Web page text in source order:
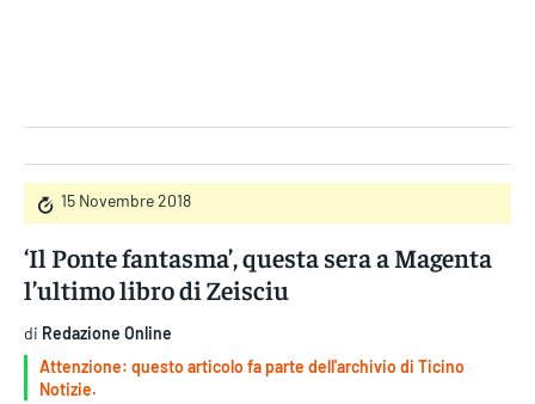
15 Novembre 2018
‘Il Ponte fantasma’, questa sera a Magenta
l’ultimo libro di Zeisciu
di Redazione Online
Attenzione: questo articolo fa parte dell'archivio di Ticino
Notizie.